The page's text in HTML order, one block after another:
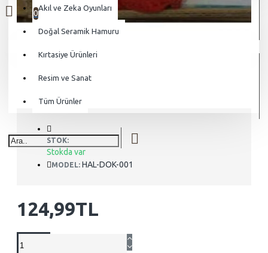
Akıl ve Zeka Oyunları
Doğal Seramik Hamuru
Kırtasiye Ürünleri
Resim ve Sanat
Tüm Ürünler
0
STOK:
Stokda var
MODEL: HAL-DOK-001
124,99TL